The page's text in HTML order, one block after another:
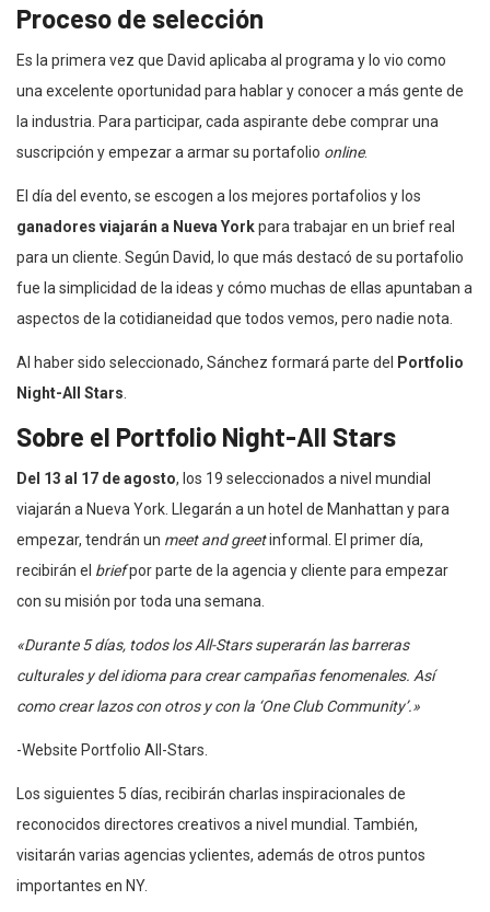
Proceso de selección
Es la primera vez que David aplicaba al programa y lo vio como
una excelente oportunidad para hablar y conocer a más gente de
la industria. Para participar, cada aspirante debe comprar una
suscripción y empezar a armar su portafolio online.
El día del evento, se escogen a los mejores portafolios y los
ganadores viajarán a Nueva Yorkpara trabajar en un brief real
para un cliente. Según David, lo que más destacó de su portafolio
fue la simplicidad de la ideas y cómo muchas de ellas apuntaban a
aspectos de la cotidianeidad que todos vemos, pero nadie nota.
Al haber sido seleccionado, Sánchez formará parte del
Portfolio
Night-All Stars.
Sobre el Portfolio Night-All Stars
Del 13 al 17 de agosto, los 19 seleccionados a nivel mundial
viajarán a Nueva York. Llegarán a un hotel de Manhattan y para
empezar, tendrán un meet and greetinformal. El primer día,
recibirán el briefpor parte de la agencia y cliente para empezar
con su misión por toda una semana.
«Durante 5 días, todos los All-Stars superarán las barreras
culturales y del idioma para crear campañas fenomenales. Así
como crear lazos con otros y con la ‘One Club Community’.»
-Website Portfolio All-Stars.
Los siguientes 5 días, recibirán charlas inspiracionales de
reconocidos directores creativos a nivel mundial. También,
visitarán varias agencias yclientes, además de otros puntos
importantes en NY.